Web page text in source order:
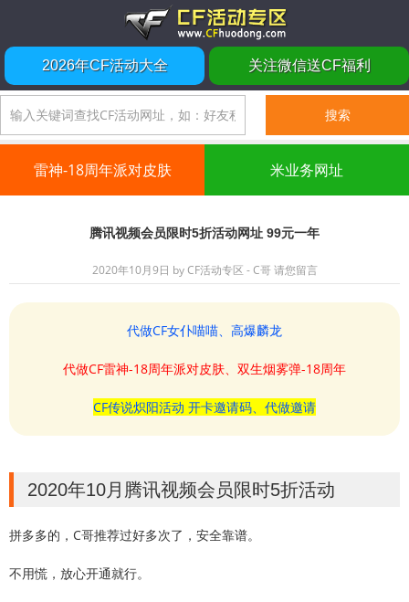
2026年CF活动大全 关注微信送CF福利
雷神-18周年派对皮肤 米业务网址
腾讯视频会员限时5折活动网址 99元一年
2020年10月9日 byCF活动专区 - C哥 请您留言
代做CF女仆喵喵、高爆麟龙
代做CF雷神-18周年派对皮肤、双生烟雾弹-18周年
CF传说炽阳活动 开卡邀请码、代做邀请
2020年10月腾讯视频会员限时5折活动
拼多多的，C哥推荐过好多次了，安全靠谱。
不用慌，放心开通就行。